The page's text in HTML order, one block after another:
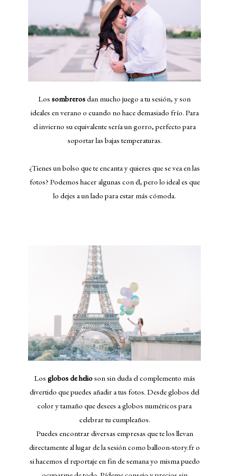
Los sombrerosdan mucho juego a tu sesión, y son
ideales en verano o cuando no hace demasiado frío. Para
el invierno su equivalente sería un gorro, perfecto para
soportar las bajas temperaturas.
¿Tienes un bolso que te encanta y quieres que se vea en las
fotos? Podemos hacer algunas con él, pero lo ideal es que
lo dejes a un lado para estar más cómoda.
Los globos de helioson sin duda el complemento más
divertido que puedes añadir a tus fotos. Desde globos del
color y tamaño que desees a globos numéricos para
celebrar tu cumpleaños.
Puedes encontrar diversas empresas que te los llevan
directamente al lugar de la sesión como balloon-story.fr o
si hacemos el reportaje en fin de semana yo misma puedo